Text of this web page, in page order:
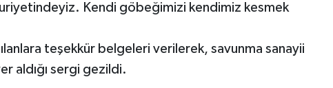
Kendi göbeğimizi kendimiz kesmek
teşekkür belgeleri verilerek, savunma sanayii
aldığı sergi gezildi.